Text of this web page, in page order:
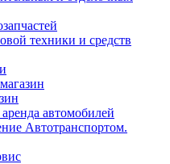
техники и средств
автомобилей
Автотранспортом.